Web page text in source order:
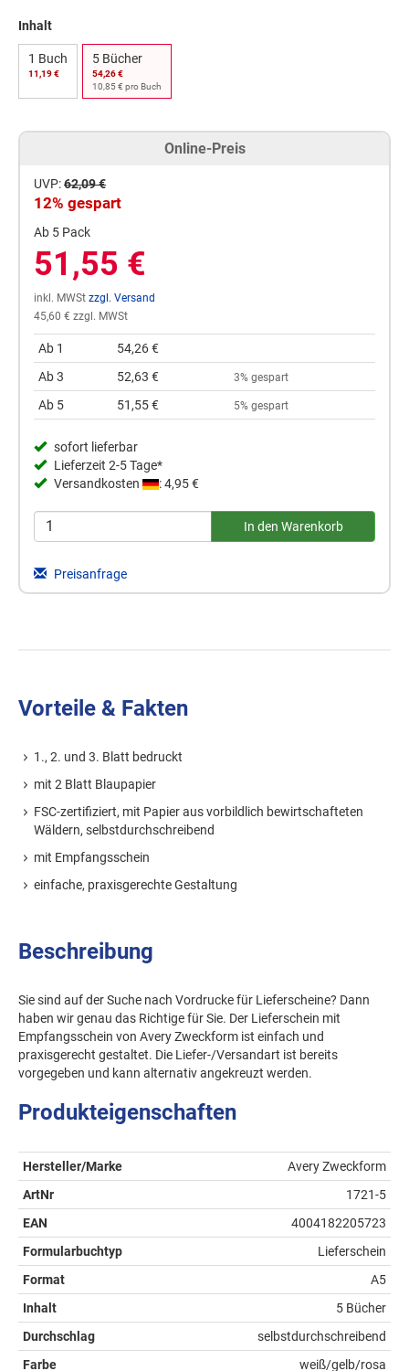
Inhalt
1 Buch
11,19 €
5 Bücher
54,26 €
10,85 € pro Buch
Online-Preis
UVP:62,09 €
12% gespart
Ab 5 Pack
51,55 €
inkl. MWSt zzgl. Versand
45,60 € zzgl. MWSt
Ab 1
54,26 €
Ab 3
52,63 € 3% gespart
Ab 5 51,55 € 5% gespart
sofort lieferbar
Lieferzeit 2-5 Tage*
Versandkosten
: 4,95 €
Preisanfrage
Vorteile & Fakten
1., 2. und 3. Blatt bedruckt
mit 2 Blatt Blaupapier
FSC-zertifiziert, mit Papier aus vorbildlich bewirtschafteten
Wäldern, selbstdurchschreibend
mit Empfangsschein
einfache, praxisgerechte Gestaltung
Beschreibung
Sie sind auf der Suche nach Vordrucke für Lieferscheine? Dann
haben wir genau das Richtige für Sie. Der Lieferschein mit
Empfangsschein von Avery Zweckform ist einfach und
praxisgerecht gestaltet. Die Liefer-/Versandart ist bereits
vorgegeben und kann alternativ angekreuzt werden.
Produkteigenschaften
Hersteller/Marke
Avery Zweckform
ArtNr
1721-5
EAN
4004182205723
Formularbuchtyp
Lieferschein
Format
A5
Inhalt
5 Bücher
Durchschlag
selbstdurchschreibend
Farbe
weiß/gelb/rosa